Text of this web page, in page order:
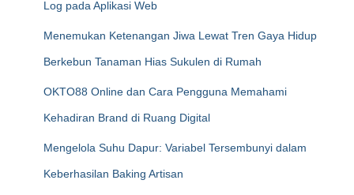
Log pada Aplikasi Web
Menemukan Ketenangan Jiwa Lewat Tren Gaya Hidup
Berkebun Tanaman Hias Sukulen di Rumah
OKTO88 Online dan Cara Pengguna Memahami
Kehadiran Brand di Ruang Digital
Mengelola Suhu Dapur: Variabel Tersembunyi dalam
Keberhasilan Baking Artisan